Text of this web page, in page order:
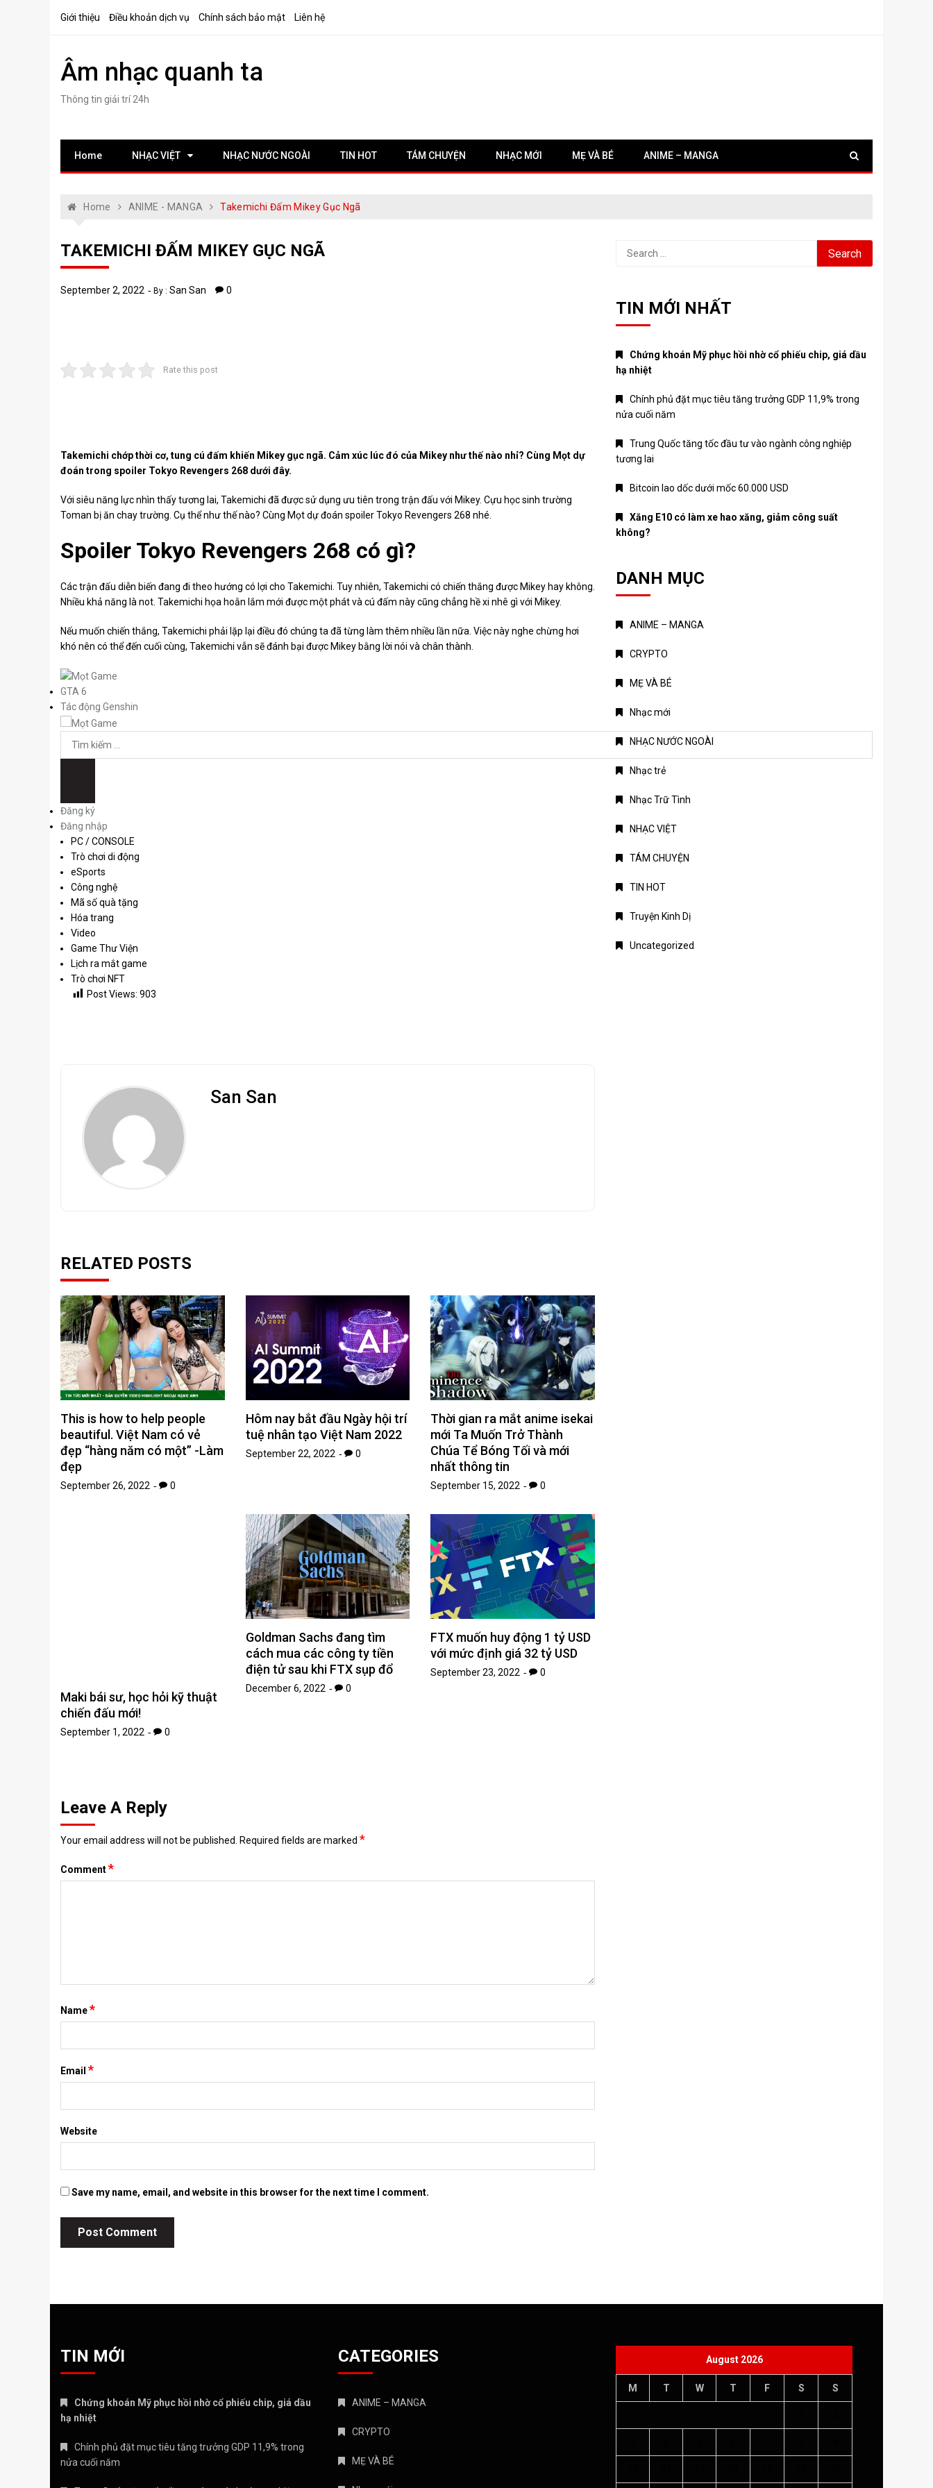
Giới thiệu Điều khoản dịch vụ Chính sách bảo mật Liên hệ
Âm nhạc quanh ta
Thông tin giải trí 24h
Home NHẠC VIỆT NHẠC NƯỚC NGOÀI TIN HOT TÁM CHUYỆN NHẠC MỚI MẸ VÀ BÉ ANIME – MANGA
Home ANIME - MANGA Takemichi Đấm Mikey Gục Ngã
TAKEMICHI ĐẤM MIKEY GỤC NGÃ
September 2, 2022 By : San San 0
Rate this post
Takemichi chớp thời cơ, tung cú đấm khiến Mikey gục ngã. Cảm xúc lúc đó của Mikey như thế nào nhỉ? Cùng Mọt dự
đoán trong spoiler Tokyo Revengers 268 dưới đây.
Với siêu năng lực nhìn thấy tương lai, Takemichi đã được sử dụng ưu tiên trong trận đấu với Mikey. Cựu học sinh trường
Toman bị ăn chay trường. Cụ thể như thế nào? Cùng Mọt dự đoán spoiler Tokyo Revengers 268 nhé.
Spoiler Tokyo Revengers 268 có gì?
Các trận đấu diễn biến đang đi theo hướng có lợi cho Takemichi. Tuy nhiên, Takemichi có chiến thắng được Mikey hay không.
Nhiều khả năng là not. Takemichi họa hoằn lắm mới được một phát và cú đấm này cũng chẳng hề xi nhê gì với Mikey.
Nếu muốn chiến thắng, Takemichi phải lặp lại điều đó chúng ta đã từng làm thêm nhiều lần nữa. Việc này nghe chừng hơi
khó nên có thể đến cuối cùng, Takemichi vẫn sẽ đánh bại được Mikey bằng lời nói và chân thành.
GTA 6
Tác động Genshin
Đăng ký
Đăng nhập
PC / CONSOLE
Trò chơi di động
eSports
Công nghệ
Mã số quà tặng
Hóa trang
Video
Game Thư Viện
Lịch ra mắt game
Trò chơi NFT
Post Views: 903
San San
RELATED POSTS
This is how to help people
beautiful. Việt Nam có vẻ
đẹp “hàng năm có một” -Làm
đẹp
September 26, 2022 0
Hôm nay bắt đầu Ngày hội trí
tuệ nhân tạo Việt Nam 2022
September 22, 2022 0
Thời gian ra mắt anime isekai
mới Ta Muốn Trở Thành
Chúa Tể Bóng Tối và mới
nhất thông tin
September 15, 2022 0
Maki bái sư, học hỏi kỹ thuật
chiến đấu mới!
September 1, 2022 0
Goldman Sachs đang tìm
cách mua các công ty tiền
điện tử sau khi FTX sụp đổ
December 6, 2022 0
FTX muốn huy động 1 tỷ USD
với mức định giá 32 tỷ USD
September 23, 2022 0
Leave A Reply
Your email address will not be published. Required fields are marked *
Comment*
Name*
Email *
Website
Save my name, email, and website in this browser for the next time I comment.
Search
TIN MỚI NHẤT
Chứng khoán Mỹ phục hồi nhờ cổ phiếu chip, giá dầu
hạ nhiệt
Chính phủ đặt mục tiêu tăng trưởng GDP 11,9% trong
nửa cuối năm
Trung Quốc tăng tốc đầu tư vào ngành công nghiệp
tương lai
Bitcoin lao dốc dưới mốc 60.000 USD
Xăng E10 có làm xe hao xăng, giảm công suất
không?
DANH MỤC
ANIME – MANGA
CRYPTO
MẸ VÀ BÉ
Nhạc mới
NHẠC NƯỚC NGOÀI
Nhạc trẻ
Nhạc Trữ Tình
NHẠC VIỆT
TÁM CHUYỆN
TIN HOT
Truyện Kinh Dị
Uncategorized
TIN MỚI
Chứng khoán Mỹ phục hồi nhờ cổ phiếu chip, giá dầu
hạ nhiệt
Chính phủ đặt mục tiêu tăng trưởng GDP 11,9% trong
nửa cuối năm
CATEGORIES
ANIME – MANGA
CRYPTO
MẸ VÀ BÉ
August 2026
M T W T F S S